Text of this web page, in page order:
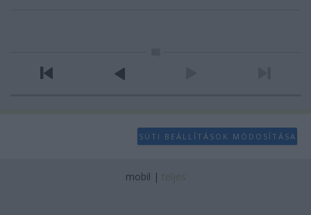
SÜTI BEÁLLÍTÁSOK MÓDOSÍTÁSA
mobil |